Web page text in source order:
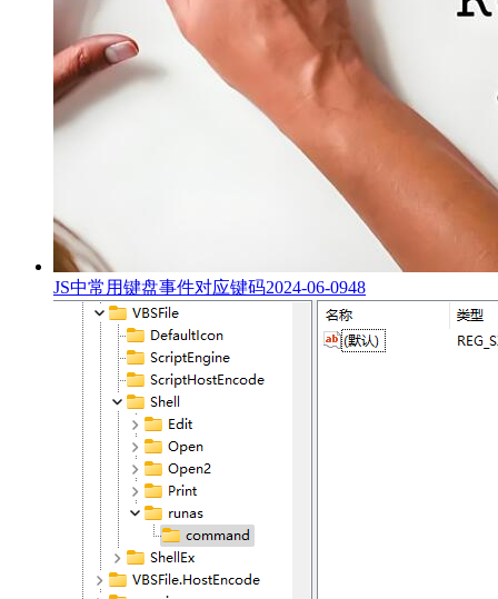
JS中常用键盘事件对应键码2024-06-0948